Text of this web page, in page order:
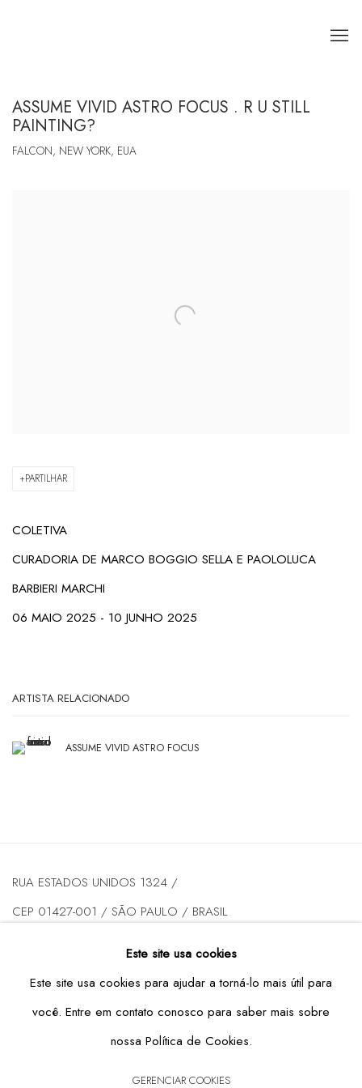
ASSUME VIVID ASTRO FOCUS . R U STILL
PAINTING?
FALCON, NEW YORK, EUA
PARTILHAR
COLETIVA
CURADORIA DE MARCO BOGGIO SELLA E PAOLOLUCA
BARBIERI MARCHI
06 MAIO 2025 - 10 JUNHO 2025
ARTISTA RELACIONADO
ASSUME VIVID ASTRO FOCUS
RUA ESTADOS UNIDOS 1324 /
CEP 01427-001 / SÃO PAULO / BRASIL
DE TERÇA A SEXTA DAS 10H ÀS 19H / SÁBADO DAS 10H
ÀS 17H
T: +55 11 3167-5621 /INFO@CASATRIANGULO.COM
Este site usa cookies
Este site usa cookies para ajudar a torná-lo mais útil para
você. Entre em contato conosco para saber mais sobre
nossa Política de Cookies.
GERENCIAR COOKIES